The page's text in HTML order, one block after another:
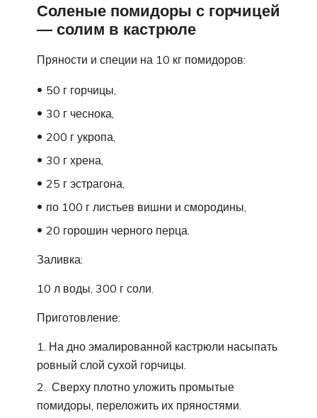
Соленые помидоры с горчицей
— солим в кастрюле
Пряности и специи на 10 кг помидоров:
50 г горчицы,
30 г чеснока,
200 г укропа,
30 г хрена,
25 г эстрагона,
по 100 г листьев вишни и смородины,
20 горошин черного перца.
Заливка:
10 л воды, 300 г соли.
Приготовление:
На дно эмалированной кастрюли насыпать
ровный слой сухой горчицы.
Сверху плотно уложить промытые
помидоры, переложить их пряностями.